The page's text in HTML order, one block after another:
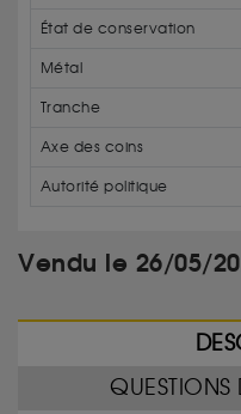
État de conservation
Métal
Tranche
Axe des coins
Autorité politique
Vendu le 26/05/
QUESTIONS